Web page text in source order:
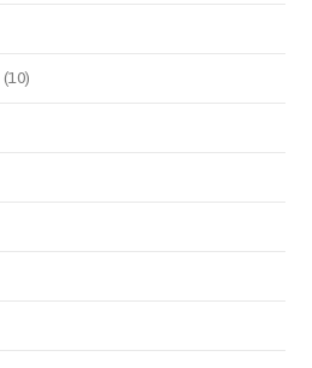
(10)